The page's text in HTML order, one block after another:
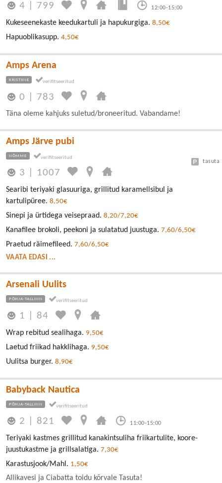
4 799 12:00-15:00
Kukeseenekaste keedukartuli ja hapukurgiga. 8,50€
Hapuoblikasupp. 4,50€
Amps Arena
KRISTIINE
0 783
Täna oleme kahjuks suletud/broneeritud. Vabandame!
Amps Järve pubi
NÕMME
3 1007
tasuta
Searibi teriyaki glasuuriga, grillitud karamellsibul ja
kartulipüree. 8,50€
Sinepi ja ürtidega veisepraad. 8,20/7,20€
Kanafilee brokoli, peekoni ja sulatatud juustuga. 7,60/6,50€
Praetud räimefileed. 7,60/6,50€
VAATA EDASI ...
Arsenali Uulits
PÕHJA-TALLINN
1 84
Wrap rebitud sealihaga. 9,50€
Laetud friikad hakklihaga. 9,50€
Uulitsa burger. 8,90€
Babyback Nautica
PÕHJA-TALLINN
2 821 11:00-15:00
Teriyaki kastmes grillitud kanakintsuliha friikartulite, koore-
juustukastme ja grillsalatiga. 7,30€
Karastusjook/Mahl. 1,50€
Allikavesi ja Ciabatta toidu kõrvale Tasuta!